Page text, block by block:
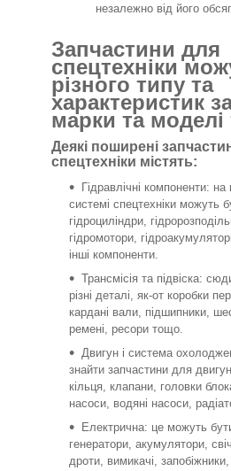
незалежно від його
Запчастини для
спецтехніки
різного типу та
характеристик
марки та моделі
Деякі поширені
спецтехніки містять:
Гідравлічні компоненти: на
системі спецтехніки можуть
гідроциліндри,
гідромотори,
інші компоненти.
Трансмісія та підвіска:
різні деталі, як-от коробки
кардані вали, підшипники,
ремені, ресори тощо.
Двигун і система
знайти запчастини для
кільця, клапани, головки
насоси, водяні насоси,
Електрична: це можуть
генератори, акумулятори,
дроти, вимикачі,